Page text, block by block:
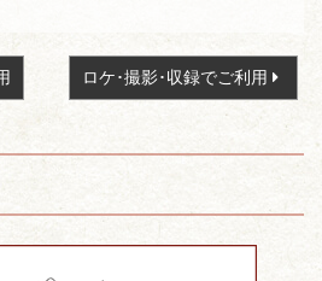
ロケ･撮影･収録でご利用